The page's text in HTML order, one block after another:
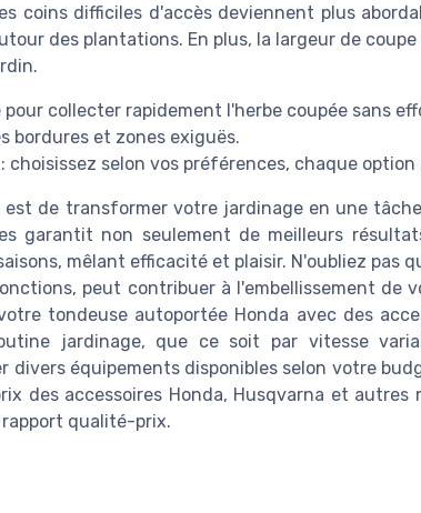
coins difficiles d'accès deviennent plus
des plantations. En plus, la largeur de
pour collecter rapidement l'herbe coupée sans
bordures et zones exiguës.
: choisissez selon vos préférences, chaque option
est de transformer votre jardinage en une
garantit non seulement de meilleurs
mêlant efficacité et plaisir. N'oubliez pas
peut contribuer à l'embellissement de
tondeuse autoportée Honda avec des
jardinage, que ce soit par vitesse
divers équipements disponibles selon votre
des accessoires Honda, Husqvarna et autres
qualité-prix.